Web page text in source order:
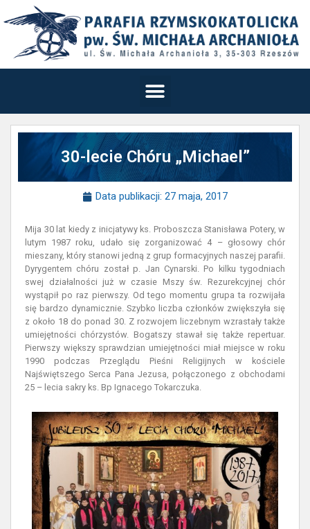
30-lecie Chóru „Michael”
Data publikacji: 27 maja, 2017
Mija 30 lat kiedy z inicjatywy ks. Proboszcza Stanisława Potery, w
lutym 1987 roku, udało się zorganizować 4 – głosowy chór
mieszany, który stanowi jedną z grup formacyjnych naszej parafii.
Dyrygentem chóru został p. Jan Cynarski. Po kilku tygodniach
swej działalności już w czasie Mszy św. Rezurekcyjnej chór
wystąpił po raz pierwszy. Od tego momentu grupa ta rozwijała
się bardzo dynamicznie. Szybko liczba członków zwiększyła się
z około 18 do ponad 30. Z rozwojem liczebnym wzrastały także
umiejętności chórzystów. Bogatszy stawał się także repertuar.
Pierwszy większy sprawdzian umiejętności miał miejsce w roku
1990 podczas Przeglądu Pieśni Religijnych w kościele
Najświętszego Serca Pana Jezusa, połączonego z obchodami
25 – lecia sakry ks. Bp Ignacego Tokarczuka.